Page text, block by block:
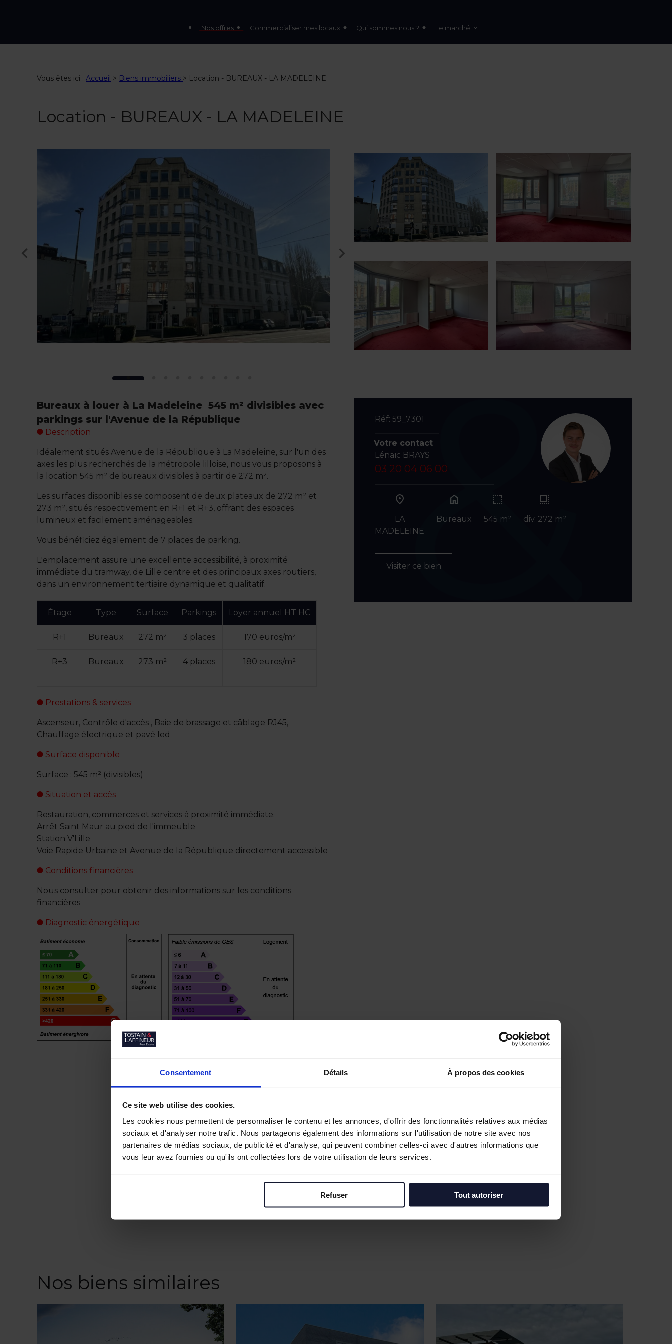
Consentement Détails À propos des cookies
Ce site web utilise des cookies.
Les cookies nous permettent de personnaliser le contenu et les annonces, d'offrir des fonctionnalités relatives aux médias
sociaux et d'analyser notre trafic. Nous partageons également des informations sur l'utilisation de notre site avec nos
partenaires de médias sociaux, de publicité et d'analyse, qui peuvent combiner celles-ci avec d'autres informations que
vous leur avez fournies ou qu'ils ont collectées lors de votre utilisation de leurs services.
Refuser Tout autoriser
Nos offres Commercialiser mes locaux Qui sommes nous ? Le marché
Vous êtes ici :Accueil > Biens immobiliers > Location - BUREAUX - LA MADELEINE
Location - BUREAUX - LA MADELEINE
Bureaux à louer à La Madeleine  545 m² divisibles avec
parkings sur l'Avenue de la République
Description
Idéalement situés Avenue de la République à La Madeleine, sur l'un des
axes les plus recherchés de la métropole lilloise, nous vous proposons à
la location 545 m² de bureaux divisibles à partir de 272 m².
Les surfaces disponibles se composent de deux plateaux de 272 m² et
273 m², situés respectivement en R+1 et R+3, offrant des espaces
lumineux et facilement aménageables.
Vous bénéficiez également de 7 places de parking.
L'emplacement assure une excellente accessibilité, à proximité
immédiate du tramway, de Lille centre et des principaux axes routiers,
dans un environnement tertiaire dynamique et qualitatif.
Étage Type Surface Parkings Loyer annuel HT HC
R+1 Bureaux 272 m² 3 places 170 euros/m²
R+3 Bureaux 273 m² 4 places 180 euros/m²
Prestations & services
Ascenseur, Contrôle d'accès , Baie de brassage et câblage RJ45,
Chauffage électrique et pavé led
Surface disponible
Surface : 545 m² (divisibles)
Situation et accès
Restauration, commerces et services à proximité immédiate.
Arrêt Saint Maur au pied de l'immeuble
Station V'Lille
Voie Rapide Urbaine et Avenue de la République directement accessible
Conditions financières
Nous consulter pour obtenir des informations sur les conditions
financières
Diagnostic énergétique
Réf: 59_7301
Votre contact
Lénaïc BRAYS
03 20 04 06 00
LA
MADELEINE
home
Bureaux 545 m² div. 272 m²
Visiter ce bien
Nos biens similaires